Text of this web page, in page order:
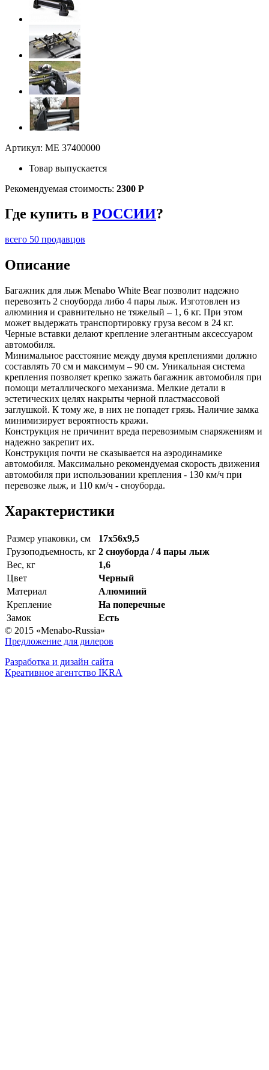
Артикул: ME 37400000
Товар выпускается
Рекомендуемая стоимость: 2300 Р
Где купить в РОССИИ?
всего 50 продавцов
Описание
Багажник для лыж Menabo White Bear позволит надежно
перевозить 2 сноуборда либо 4 пары лыж. Изготовлен из
алюминия и сравнительно не тяжелый – 1, 6 кг. При этом
может выдержать транспортировку груза весом в 24 кг.
Черные вставки делают крепление элегантным аксессуаром
автомобиля.
Минимальное расстояние между двумя креплениями должно
составлять 70 см и максимум – 90 см. Уникальная система
крепления позволяет крепко зажать багажник автомобиля при
помощи металлического механизма. Мелкие детали в
эстетических целях накрыты черной пластмассовой
заглушкой. К тому же, в них не попадет грязь. Наличие замка
минимизирует вероятность кражи.
Конструкция не причинит вреда перевозимым снаряжениям и
надежно закрепит их.
Конструкция почти не сказывается на аэродинамике
автомобиля. Максимально рекомендуемая скорость движения
автомобиля при использовании крепления - 130 км/ч при
перевозке лыж, и 110 км/ч - сноуборда.
Характеристики
Размер упаковки, см
17x56x9,5
Грузоподъемность, кг 2 сноуборда / 4 пары лыж
Вес, кг
1,6
Цвет
Черный
Материал
Алюминий
Крепление
На поперечные
Замок
Есть
© 2015 «Menabo-Russia»
Предложение для дилеров
Разработка и дизайн сайта
Креативное агентство IKRA